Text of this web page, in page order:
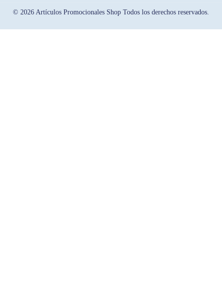
© 2026 Artículos Promocionales Shop Todos los derechos reservados.